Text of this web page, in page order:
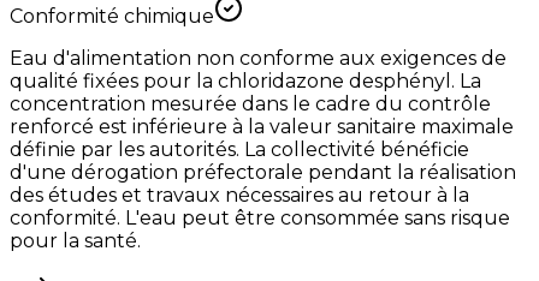
Conformité chimique
Eau d'alimentation non conforme aux exigences de
qualité fixées pour la chloridazone desphényl. La
concentration mesurée dans le cadre du contrôle
renforcé est inférieure à la valeur sanitaire maximale
définie par les autorités. La collectivité bénéficie
d'une dérogation préfectorale pendant la réalisation
des études et travaux nécessaires au retour à la
conformité. L'eau peut être consommée sans risque
pour la santé.